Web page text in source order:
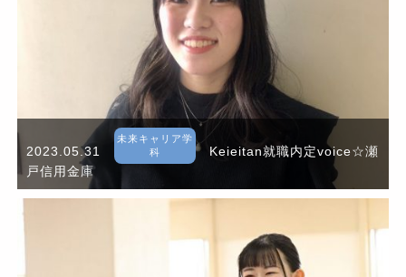
2023.05.31
未来キャリア学
科
Keieitan就職内定voice☆瀬
戸信用金庫